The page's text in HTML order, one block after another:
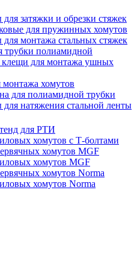
затяжки и обрезки стяжек
для пружинных хомутов
монтажа стальных стяжек
полиамидной
клещи для монтажа ушных
монтажа хомутов
для полиамидной трубки
натяжения стальной ленты
для РТИ
хомутов с Т-болтами
хомутов MGF
хомутов MGF
хомутов Norma
хомутов Norma